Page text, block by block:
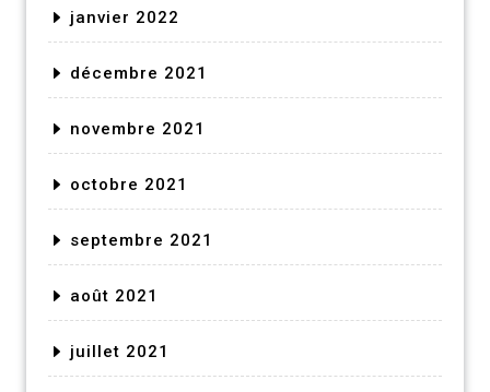
janvier 2022
décembre 2021
novembre 2021
octobre 2021
septembre 2021
août 2021
juillet 2021